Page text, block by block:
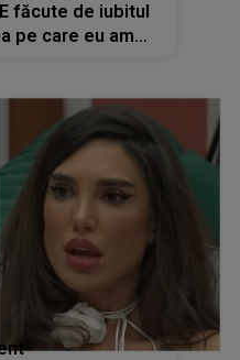
făcute de iubitul
pe care eu am